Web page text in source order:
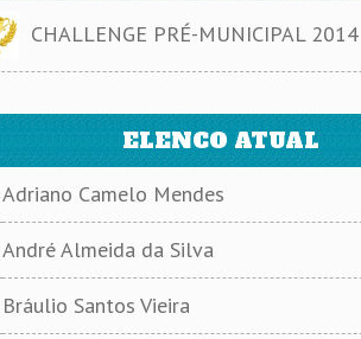
CHALLENGE PRÉ-MUNICIPAL 2014
ELENCO ATUAL
Adriano Camelo Mendes
André Almeida da Silva
Bráulio Santos Vieira